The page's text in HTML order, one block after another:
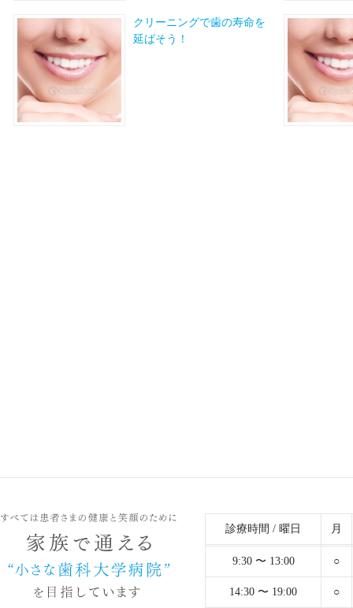
クリーニングで歯の寿命を
延ばそう！
診療時間 / 曜日 月
9:30 〜 13:00 ○
14:30 〜 19:00 ○